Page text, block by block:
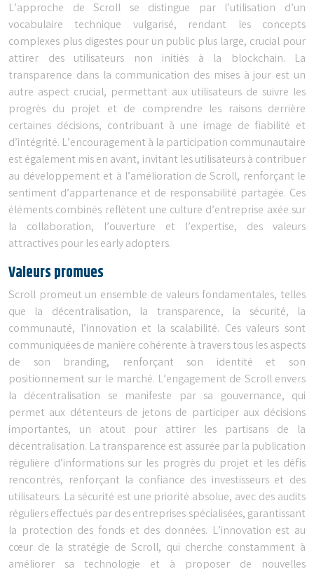
L’approche de Scroll se distingue par l’utilisation d’un
vocabulaire technique vulgarisé, rendant les concepts
complexes plus digestes pour un public plus large, crucial pour
attirer des utilisateurs non initiés à la blockchain. La
transparence dans la communication des mises à jour est un
autre aspect crucial, permettant aux utilisateurs de suivre les
progrès du projet et de comprendre les raisons derrière
certaines décisions, contribuant à une image de fiabilité et
d’intégrité. L’encouragement à la participation communautaire
est également mis en avant, invitant les utilisateurs à contribuer
au développement et à l’amélioration de Scroll, renforçant le
sentiment d’appartenance et de responsabilité partagée. Ces
éléments combinés reflètent une culture d’entreprise axée sur
la collaboration, l’ouverture et l’expertise, des valeurs
attractives pour les early adopters.
Valeurs promues
Scroll promeut un ensemble de valeurs fondamentales, telles
que la décentralisation, la transparence, la sécurité, la
communauté, l’innovation et la scalabilité. Ces valeurs sont
communiquées de manière cohérente à travers tous les aspects
de son branding, renforçant son identité et son
positionnement sur le marché. L’engagement de Scroll envers
la décentralisation se manifeste par sa gouvernance, qui
permet aux détenteurs de jetons de participer aux décisions
importantes, un atout pour attirer les partisans de la
décentralisation. La transparence est assurée par la publication
régulière d’informations sur les progrès du projet et les défis
rencontrés, renforçant la confiance des investisseurs et des
utilisateurs. La sécurité est une priorité absolue, avec des audits
réguliers effectués par des entreprises spécialisées, garantissant
la protection des fonds et des données. L’innovation est au
cœur de la stratégie de Scroll, qui cherche constamment à
améliorer sa technologie et à proposer de nouvelles